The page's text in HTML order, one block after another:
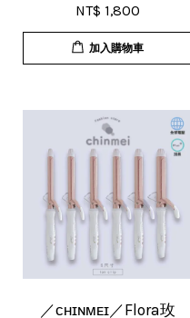
NT$ 1,800
加入購物車
／ᴄʜɪɴᴍᴇɪ／Flora玫